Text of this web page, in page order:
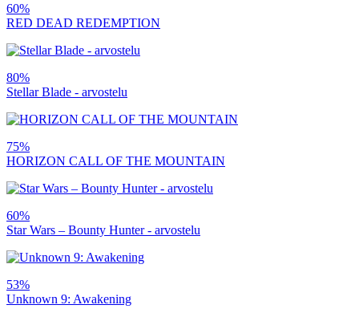
60%
RED DEAD REDEMPTION
80%
Stellar Blade - arvostelu
75%
HORIZON CALL OF THE MOUNTAIN
60%
Star Wars – Bounty Hunter - arvostelu
53%
Unknown 9: Awakening